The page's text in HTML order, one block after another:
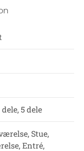
5 dele
Stue,
Entré,